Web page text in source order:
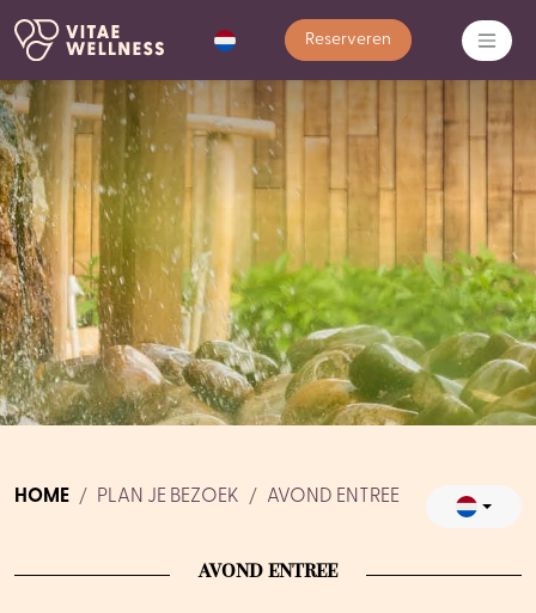
Reserveren
HOME PLAN JE BEZOEK AVOND ENTREE
AVOND ENTREE